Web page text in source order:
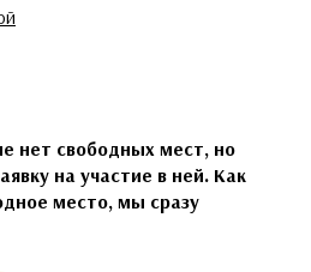
нет свободных мест, но
на участие в ней. Как
место, мы сразу